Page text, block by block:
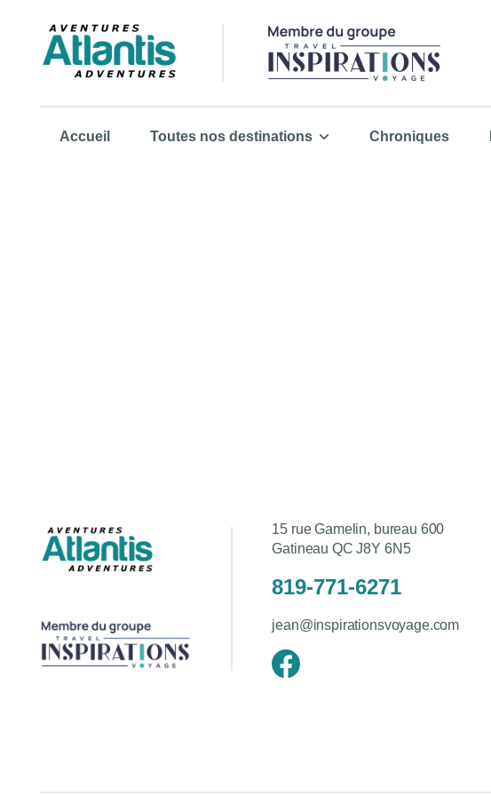
Accueil Toutes nos destinations Chroniques
15 rue Gamelin, bureau 600
Gatineau QC J8Y 6N5
819-771-6271
jean@inspirationsvoyage.com